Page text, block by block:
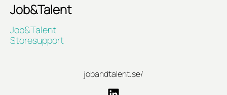
Job&Talent
Job&Talent
Storesupport
jobandtalent.se/